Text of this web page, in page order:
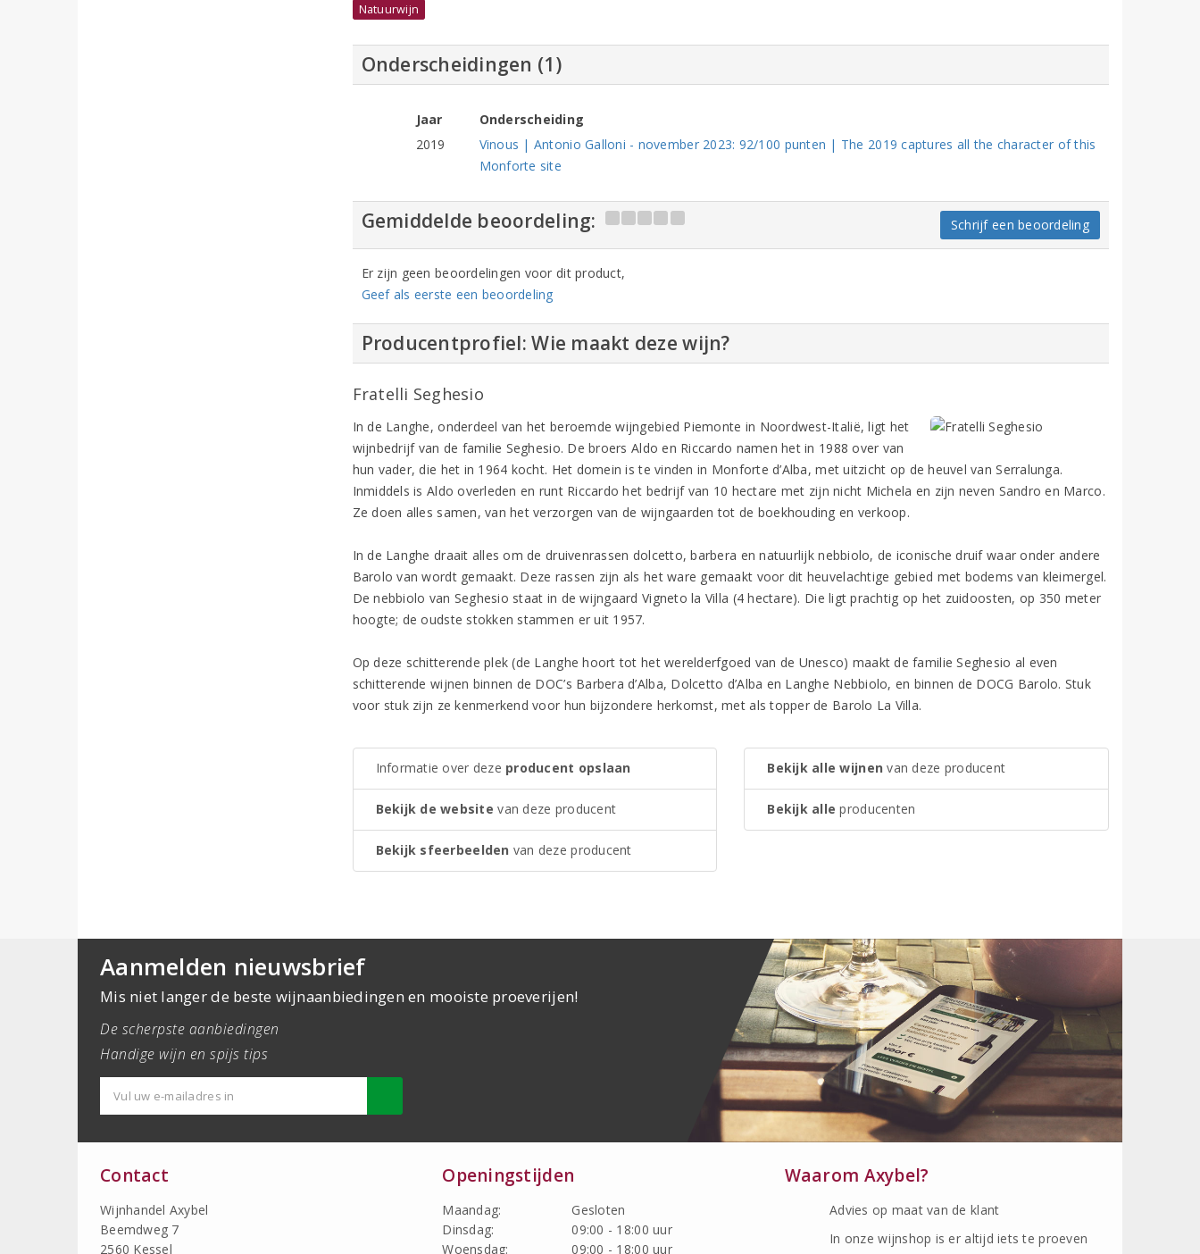
Natuurwijn
Onderscheidingen (1)
Jaar
Onderscheiding
2019
Vinous | Antonio Galloni - november 2023: 92/100 punten | The 2019 captures all the character of this
Monforte site
Gemiddelde beoordeling: Schrijf een beoordeling
Er zijn geen beoordelingen voor dit product,
Geef als eerste een beoordeling
Producentprofiel: Wie maakt deze wijn?
Fratelli Seghesio
In de Langhe, onderdeel van het beroemde wijngebied Piemonte in Noordwest-Italië, ligt het
wijnbedrijf van de familie Seghesio. De broers Aldo en Riccardo namen het in 1988 over van
hun vader, die het in 1964 kocht. Het domein is te vinden in Monforte d’Alba, met uitzicht op de heuvel van Serralunga.
Inmiddels is Aldo overleden en runt Riccardo het bedrijf van 10 hectare met zijn nicht Michela en zijn neven Sandro en Marco.
Ze doen alles samen, van het verzorgen van de wijngaarden tot de boekhouding en verkoop.
In de Langhe draait alles om de druivenrassen dolcetto, barbera en natuurlijk nebbiolo, de iconische druif waar onder andere
Barolo van wordt gemaakt. Deze rassen zijn als het ware gemaakt voor dit heuvelachtige gebied met bodems van kleimergel.
De nebbiolo van Seghesio staat in de wijngaard Vigneto la Villa (4 hectare). Die ligt prachtig op het zuidoosten, op 350 meter
hoogte; de oudste stokken stammen er uit 1957.
Op deze schitterende plek (de Langhe hoort tot het werelderfgoed van de Unesco) maakt de familie Seghesio al even
schitterende wijnen binnen de DOC’s Barbera d’Alba, Dolcetto d’Alba en Langhe Nebbiolo, en binnen de DOCG Barolo. Stuk
voor stuk zijn ze kenmerkend voor hun bijzondere herkomst, met als topper de Barolo La Villa.
Informatie over deze producent opslaan
Bekijk de website van deze producent
Bekijk sfeerbeelden van deze producent
Bekijk alle wijnen van deze producent
Bekijk alle producenten
Aanmelden nieuwsbrief
Mis niet langer de beste wijnaanbiedingen en mooiste proeverijen!
De scherpste aanbiedingen
Handige wijn en spijs tips
Contact
Wijnhandel Axybel
Beemdweg 7
2560 Kessel
Openingstijden
Maandag:
Gesloten
Dinsdag:
09:00 - 18:00 uur
Woensdag:
09:00 - 18:00 uur
Waarom Axybel?
Advies op maat van de klant
In onze wijnshop is er altijd iets te proeven